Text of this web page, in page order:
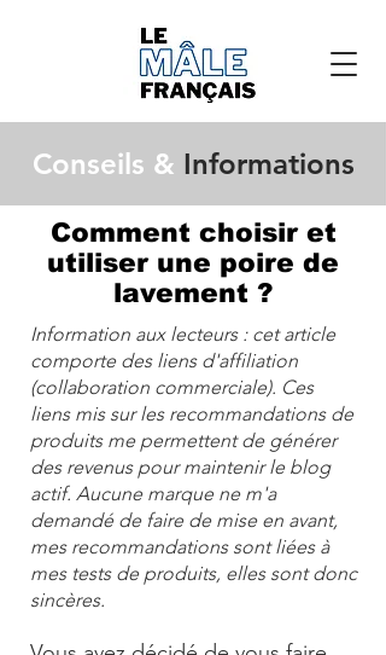
Conseils & Informations
Comment choisir et
utiliser une poire de
lavement ?
Information aux lecteurs : cet article
comporte des liens d'affiliation
(collaboration commerciale). Ces
liens mis sur les recommandations de
produits me permettent de générer
des revenus pour maintenir le blog
actif. Aucune marque ne m'a
demandé de faire de mise en avant,
mes recommandations sont liées à
mes tests de produits, elles sont donc
sincères.